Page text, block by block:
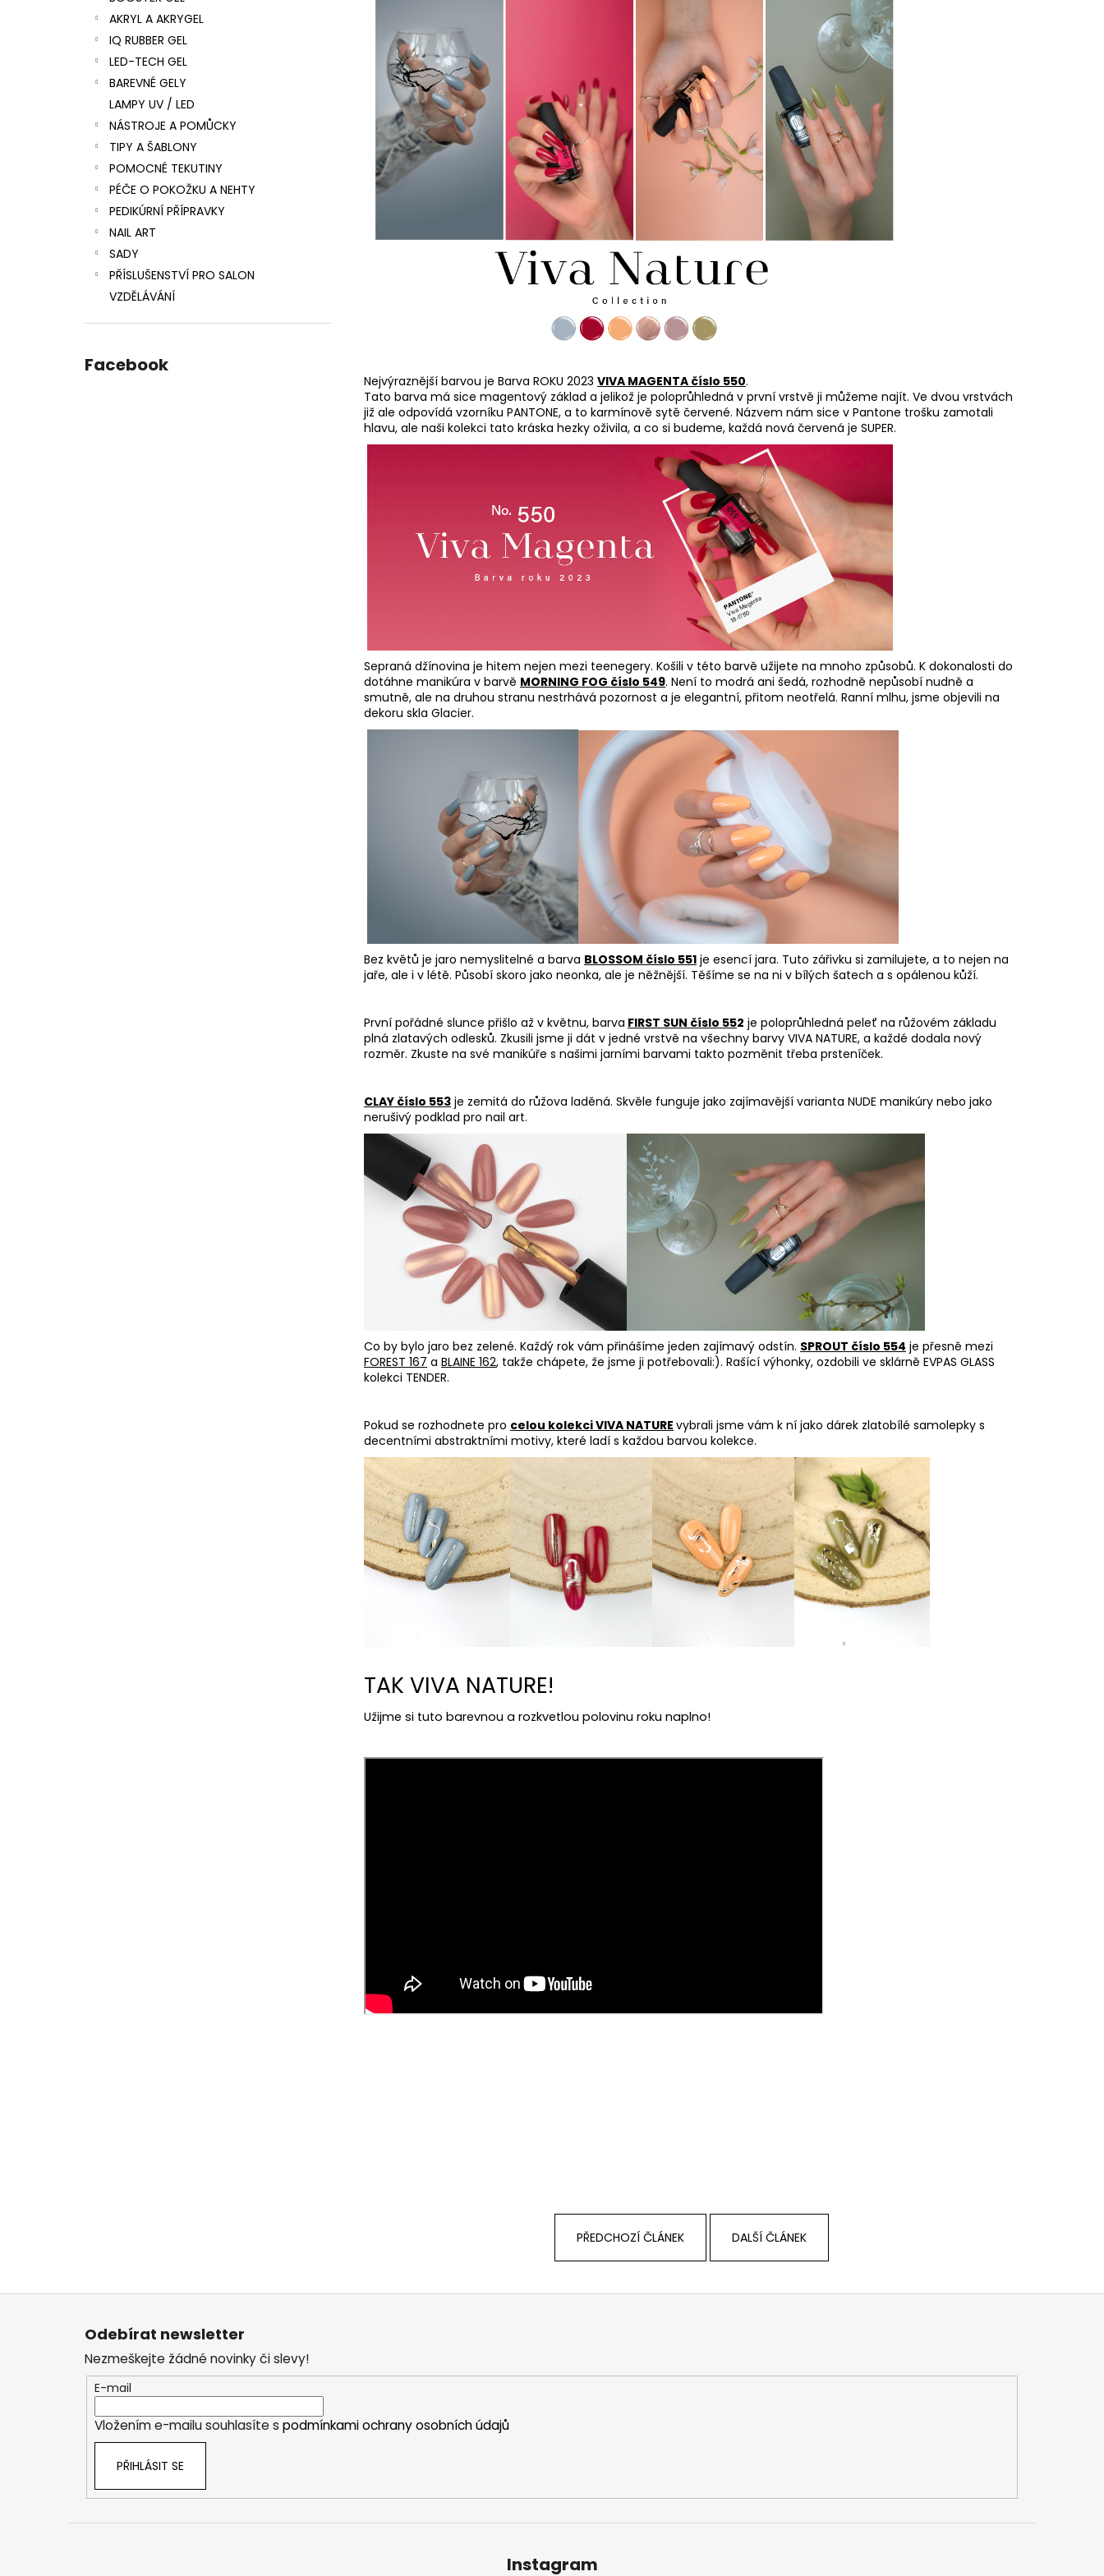
AKRYL A AKRYGEL
IQ RUBBER GEL
LED-TECH GEL
BAREVNÉ GELY
LAMPY UV / LED
NÁSTROJE A POMŮCKY
TIPY A ŠABLONY
POMOCNÉ TEKUTINY
PÉČE O POKOŽKU A NEHTY
PEDIKÚRNÍ PŘÍPRAVKY
NAIL ART
SADY
PŘÍSLUŠENSTVÍ PRO SALON
VZDĚLÁVÁNÍ
Facebook
Nejvýraznější barvou je Barva ROKU 2023 VIVA MAGENTA číslo 550.
Tato barva má sice magentový základ a jelikož je poloprůhledná v první vrstvě ji můžeme najít. Ve dvou vrstvách
již ale odpovídá vzorníku PANTONE, a to karmínově sytě červené. Názvem nám sice v Pantone trošku zamotali
hlavu, ale naši kolekci tato kráska hezky oživila, a co si budeme, každá nová červená je SUPER.
Sepraná džínovina je hitem nejen mezi teenegery. Košili v této barvě užijete na mnoho způsobů. K dokonalosti do
dotáhne manikúra v barvě MORNING FOG číslo 549. Není to modrá ani šedá, rozhodně nepůsobí nudně a
smutně, ale na druhou stranu nestrhává pozornost a je elegantní, přitom neotřelá. Ranní mlhu, jsme objevili na
dekoru skla Glacier.
Bez květů je jaro nemyslitelné a barva BLOSSOM číslo 551 je esencí jara. Tuto zářivku si zamilujete, a to nejen na
jaře, ale i v létě. Působí skoro jako neonka, ale je něžnější. Těšíme se na ni v bílých šatech a s opálenou kůží.
První pořádné slunce přišlo až v květnu, barva FIRST SUN číslo 552 je poloprůhledná peleť na růžovém základu
plná zlatavých odlesků. Zkusili jsme ji dát v jedné vrstvě na všechny barvy VIVA NATURE, a každé dodala nový
rozměr. Zkuste na své manikúře s našimi jarními barvami takto pozměnit třeba prsteníček.
CLAY číslo 553 je zemitá do růžova laděná. Skvěle funguje jako zajímavější varianta NUDE manikúry nebo jako
nerušivý podklad pro nail art.
Co by bylo jaro bez zelené. Každý rok vám přinášíme jeden zajímavý odstín. SPROUT číslo 554 je přesně mezi
FOREST 167 a BLAINE 162, takže chápete, že jsme ji potřebovali:). Rašící výhonky, ozdobili ve sklárně EVPAS GLASS
kolekci TENDER.
Pokud se rozhodnete pro celou kolekci VIVA NATURE vybrali jsme vám k ní jako dárek zlatobílé samolepky s
decentními abstraktními motivy, které ladí s každou barvou kolekce.
TAK VIVA NATURE!
Užijme si tuto barevnou a rozkvetlou polovinu roku naplno!
PŘEDCHOZÍ ČLÁNEK DALŠÍ ČLÁNEK
Z
Odebírat newsletter
Nezmeškejte žádné novinky či slevy!
E-mail
Vložením e-mailu souhlasíte s podmínkami ochrany osobních údajů
PŘIHLÁSIT SE
Instagram